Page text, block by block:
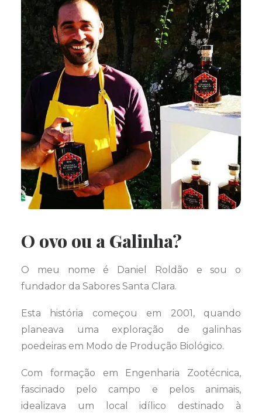
O ovo ou a Galinha?
O meu nome é Daniel Roldão e sou o
fundador da Sabores Santa Clara.
Esta história começou em 2001, quando
planeava uma exploração de galinhas
poedeiras em Modo de Produção Biológico.
Com formação em Engenharia Zootécnica,
fascinado pelo campo e pelos animais,
idealizava um local idílico destinado à